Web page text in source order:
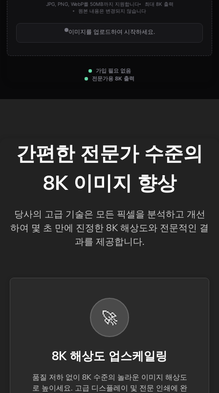
JPG, PNG, WebP를 50MB까지 지원합니다
최대 8K 출력
원본 내용은 변경되지 않습니다
이미지를 업로드하여 시작하세요.
가입 필요 없음
전문가용 8K 출력
간편한 전문가 수준의
8K 이미지 향상
당사의 고급 기술은 모든 픽셀을 분석하고 개선
하여 몇 초 만에 진정한 8K 해상도와 전문적인 결
과를 제공합니다.
🚀
8K 해상도 업스케일링
품질 저하 없이 8K 수준의 놀라운 이미지 해상도
로 높이세요. 고급 디스플레이 및 전문 인쇄에 완